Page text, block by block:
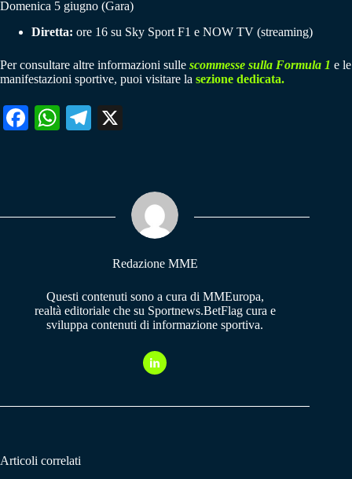
Domenica 5 giugno (Gara)
Diretta: ore 16 su Sky Sport F1 e NOW TV (streaming)
Per consultare altre informazioni sulle scommesse sulla Formula 1 e le
manifestazioni sportive, puoi visitare la sezione dedicata.
Fa W
pp
Te
m
Redazione MME
Questi contenuti sono a cura di MMEuropa,
realtà editoriale che su Sportnews.BetFlag cura e
sviluppa contenuti di informazione sportiva.
Articoli correlati